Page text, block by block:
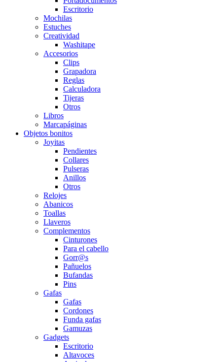
Escritorio
Mochilas
Estuches
Creatividad
Washitape
Accesorios
Clips
Grapadora
Reglas
Calculadora
Tijeras
Otros
Libros
Marcapáginas
Objetos bonitos
Joyitas
Pendientes
Collares
Pulseras
Anillos
Otros
Relojes
Abanicos
Toallas
Llaveros
Complementos
Cinturones
Para el cabello
Gorr@s
Pañuelos
Bufandas
Pins
Gafas
Gafas
Cordones
Funda gafas
Gamuzas
Gadgets
Escritorio
Altavoces